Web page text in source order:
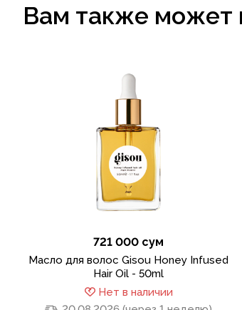
Вам также может
721 000 сум
Масло для волос Gisou Honey Infused
Hair Oil - 50ml
Нет в наличии